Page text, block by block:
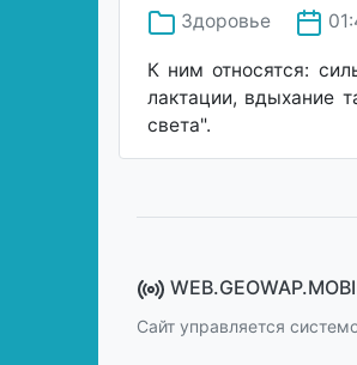
Здоровье
К ним относятся:
лактации, вдыхание
света".
Сайт управляется